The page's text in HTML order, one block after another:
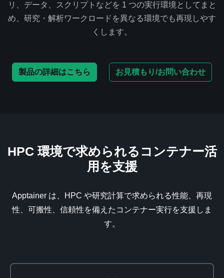
リ、データ、スクリプトなどを 1 つの実行環境としてまと
め、研究・解析ワークロードを異なる環境でも再現しやす
くします。
製品の詳細はこちら お見積もり/お問い合わせ
HPC 環境で求められるコンテナー活
用を支援
Apptainer は、HPC や研究計算で求められる性能、再現
性、可搬性、信頼性を備えたコンテナー実行を支援しま
す。